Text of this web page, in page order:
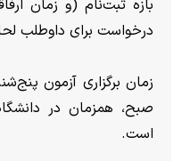
بازه ثبت‌نام (و زمان
درخواست برای داوطلب
صبح، همزمان در
است.